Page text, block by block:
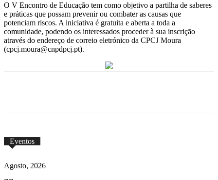
O V Encontro de Educação tem como objetivo a partilha de saberes
e práticas que possam prevenir ou combater as causas que
potenciam riscos. A iniciativa é gratuita e aberta a toda a
comunidade, podendo os interessados proceder à sua inscrição
através do endereço de correio eletrónico da CPCJ Moura
(cpcj.moura@cnpdpcj.pt).
Eventos
Agosto, 2026